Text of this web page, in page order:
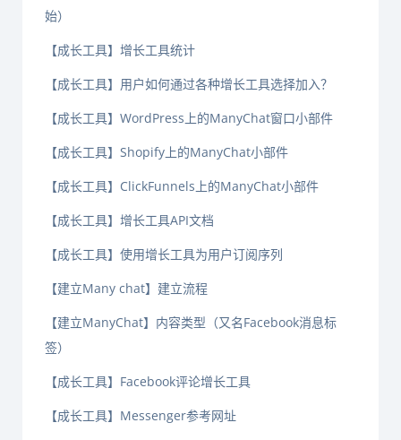
始）
【成长工具】增长工具统计
【成长工具】用户如何通过各种增长工具选择加入？
【成长工具】WordPress上的ManyChat窗口小部件
【成长工具】Shopify上的ManyChat小部件
【成长工具】ClickFunnels上的ManyChat小部件
【成长工具】增长工具API文档
【成长工具】使用增长工具为用户订阅序列
【建立Many chat】建立流程
【建立ManyChat】内容类型（又名Facebook消息标
签）
【成长工具】Facebook评论增长工具
【成长工具】Messenger参考网址